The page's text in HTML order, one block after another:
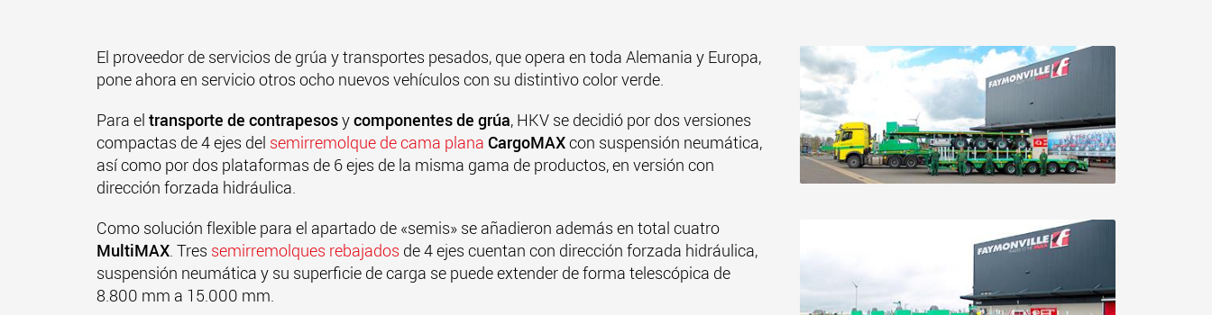
El proveedor de servicios de grúa y transportes pesados, que opera en toda Alemania y Europa,
pone ahora en servicio otros ocho nuevos vehículos con su distintivo color verde.
Para el transporte de contrapesosycomponentes de grúa, HKV se decidió por dos versiones
compactas de 4 ejes del semirremolque de cama plana CargoMAXcon suspensión neumática,
así como por dos plataformas de 6 ejes de la misma gama de productos, en versión con
dirección forzada hidráulica.
Como solución flexible para el apartado de «semis» se añadieron además en total cuatro
MultiMAX. Tres semirremolques rebajados de 4 ejes cuentan con dirección forzada hidráulica,
suspensión neumática y su superficie de carga se puede extender de forma telescópica de
8.800 mm a 15.000 mm.